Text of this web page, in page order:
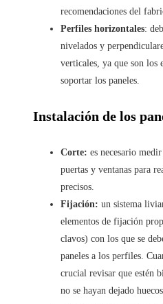
recomendaciones del
Perfiles horizontales:
nivelados y
verticales, ya que son los
soportar los paneles.
Instalación de los
Corte: es necesario
puertas y ventanas para
precisos.
Fijación: un sistema
elementos de fijación
clavos) con los que se
paneles a los perfiles.
crucial revisar que estén
no se hayan dejado huecos.